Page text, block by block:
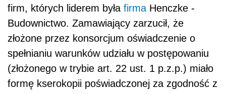
firm, których liderem była firma Henczke -
Budownictwo. Zamawiający zarzucił, że
złożone przez konsorcjum oświadczenie o
spełnianiu warunków udziału w postępowaniu
(złożonego w trybie art. 22 ust. 1 p.z.p.) miało
formę kserokopii poświadczonej za zgodność z